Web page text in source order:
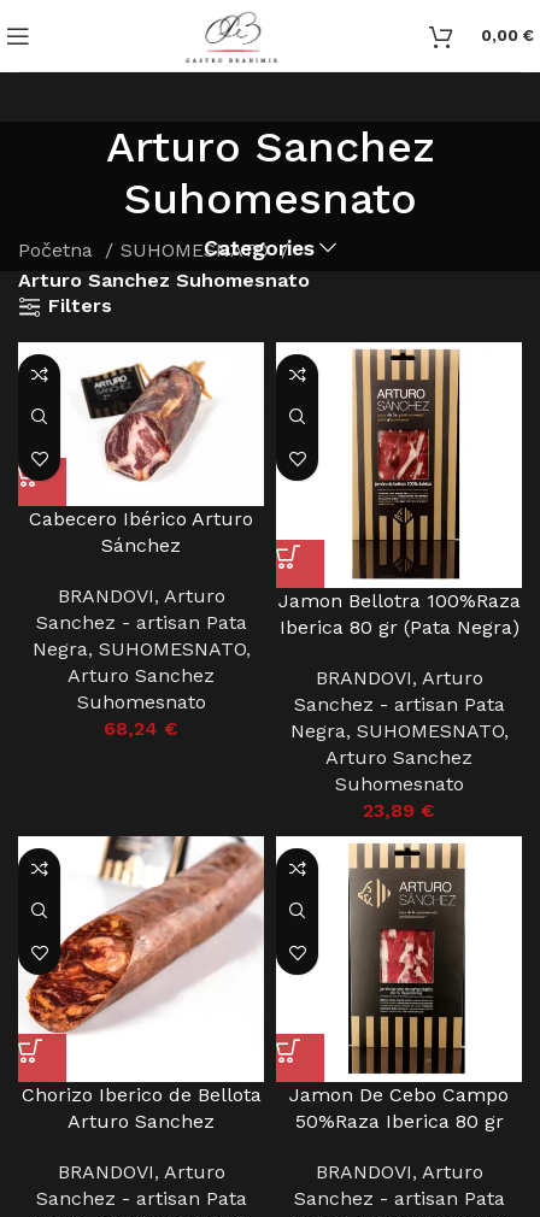
0,00 €
Arturo Sanchez
Suhomesnato
Categories
Početna
SUHOMESNATO
Arturo Sanchez Suhomesnato
Filters
Cabecero Ibérico Arturo
Sánchez
BRANDOVI, Arturo
Sanchez - artisan Pata
Negra, SUHOMESNATO,
Arturo Sanchez
Suhomesnato
68,24 €
Jamon Bellotra 100%Raza
Iberica 80 gr (Pata Negra)
BRANDOVI, Arturo
Sanchez - artisan Pata
Negra, SUHOMESNATO,
Arturo Sanchez
Suhomesnato
23,89 €
Chorizo Iberico de Bellota
Arturo Sanchez
BRANDOVI, Arturo
Sanchez - artisan Pata
Jamon De Cebo Campo
50%Raza Iberica 80 gr
BRANDOVI, Arturo
Sanchez - artisan Pata